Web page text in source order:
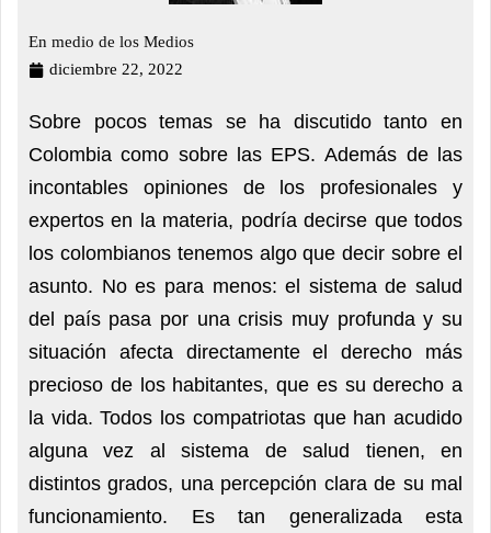
En medio de los Medios
diciembre 22, 2022
Sobre pocos temas se ha discutido tanto en
Colombia como sobre las EPS. Además de las
incontables opiniones de los profesionales y
expertos en la materia, podría decirse que todos
los colombianos tenemos algo que decir sobre el
asunto. No es para menos: el sistema de salud
del país pasa por una crisis muy profunda y su
situación afecta directamente el derecho más
precioso de los habitantes, que es su derecho a
la vida. Todos los compatriotas que han acudido
alguna vez al sistema de salud tienen, en
distintos grados, una percepción clara de su mal
funcionamiento. Es tan generalizada esta